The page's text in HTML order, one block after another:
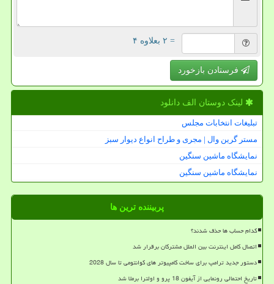
= ۲ بعلاوه ۴
فرستادن بازخورد
لینک دوستان الف دانلود
تبلیغات انتخابات مجلس
مستر گرین وال | مجری و طراح انواع دیوار سبز
نمایشگاه ماشین سنگین
نمایشگاه ماشین سنگین
پربیننده ترین ها
کدام حساب ها حذف شدند؟
اتصال کامل اینترنت بین الملل مشترکان برقرار شد
دستور جدید ترامپ برای ساخت کامپیوتر های کوانتومی تا سال 2028
تاریخ احتمالی رونمایی از آیفون 18 پرو و اولترا برملا شد